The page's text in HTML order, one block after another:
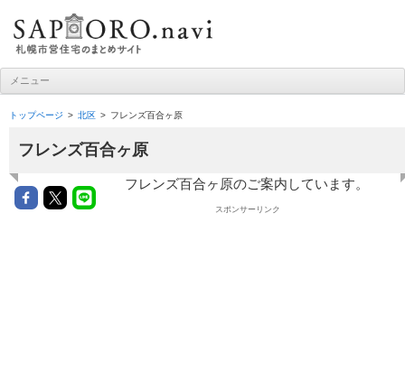
札幌市営住宅ナビ
メニュー
トップページ 北区 フレンズ百合ヶ原
フレンズ百合ヶ原
フレンズ百合ヶ原のご案内しています。
スポンサーリンク